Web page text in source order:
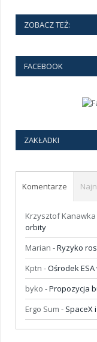
ZOBACZ TEŻ:
FACEBOOK
ZAKŁADKI
Komentarze
Krzysztof Kanawka
orbity
Marian -Ryzyko
Kptn -Ośrodek
byko -Propozycja
Ergo Sum - SpaceX